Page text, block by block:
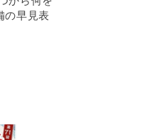
の早見表